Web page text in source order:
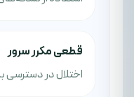
قطعی مکرر سرور
اختلال در دسترسی